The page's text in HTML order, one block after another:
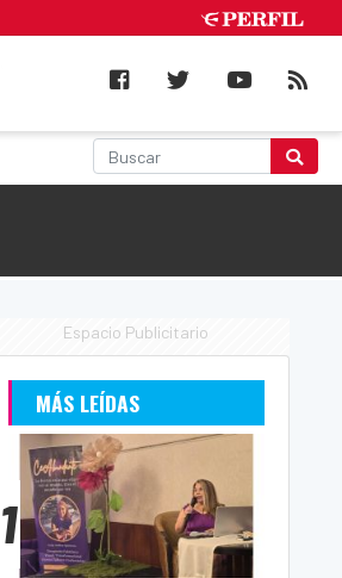
Espacio Publicitario
MÁS LEÍDAS
1